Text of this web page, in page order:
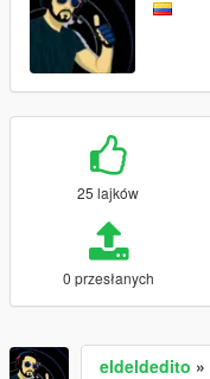
25 lajków
0 przesłanych
eldeldedito »